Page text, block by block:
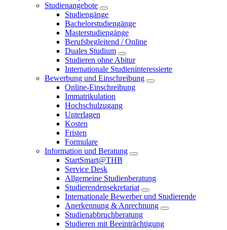
Studienangebote
Studiengänge
Bachelorstudiengänge
Masterstudiengänge
Berufsbegleitend / Online
Duales Studium
Studieren ohne Abitur
Internationale Studieninteressierte
Bewerbung und Einschreibung
Online-Einschreibung
Immatrikulation
Hochschulzugang
Unterlagen
Kosten
Fristen
Formulare
Information und Beratung
StartSmart@THB
Service Desk
Allgemeine Studienberatung
Studierendensekretariat
Internationale Bewerber und Studierende
Anerkennung & Anrechnung
Studienabbruchberatung
Studieren mit Beeinträchtigung